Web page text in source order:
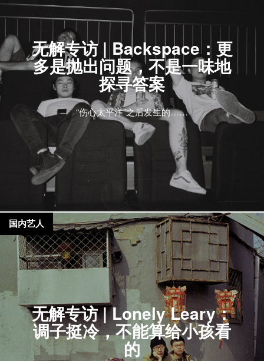
无解专访 | Backspace：更
多是抛出问题，不是一味地
探寻答案
“伤心太平洋”之后发生的……
无解专访 | Lonely Leary：
调子挺冷，不能算给小孩看
的
国内艺人